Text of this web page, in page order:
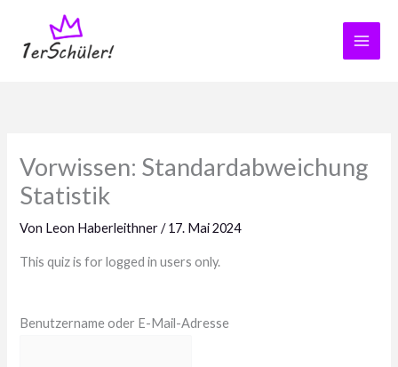
springen
Vorwissen: Standardabweichung
Statistik
Von Leon Haberleithner/17. Mai 2024
This quiz is for logged in users only.
Benutzername oder E-Mail-Adresse